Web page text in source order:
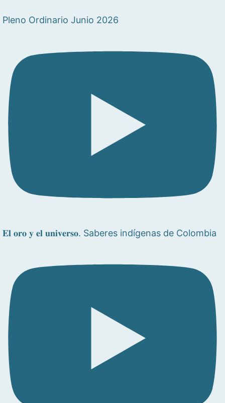
Pleno Ordinario Junio 2026
𝐄𝐥 𝐨𝐫𝐨 𝐲 𝐞𝐥 𝐮𝐧𝐢𝐯𝐞𝐫𝐬𝐨. Saberes indígenas de Colombia